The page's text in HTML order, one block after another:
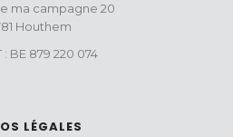
ma campagne 20
Houthem
: BE 879 220 074
LÉGALES